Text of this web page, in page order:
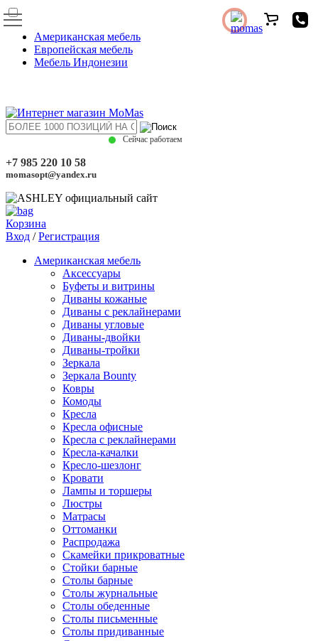
Американская мебель
Европейская мебель
Мебель Индонезии
Сейчас работаем
+7 985 220 10 58
momasopt@yandex.ru
Корзина
Вход /Регистрация
Американская мебель
Аксессуары
Буфеты и витрины
Диваны кожаные
Диваны с реклайнерами
Диваны угловые
Диваны-двойки
Диваны-тройки
Зеркала
Зеркала Bounty
Ковры
Комоды
Кресла
Кресла офисные
Кресла с реклайнерами
Кресла-качалки
Кресло-шезлонг
Кровати
Лампы и торшеры
Люстры
Матрасы
Оттоманки
Распродажа
Скамейки прикроватные
Стойки барные
Столы барные
Столы журнальные
Столы обеденные
Столы письменные
Столы придиванные